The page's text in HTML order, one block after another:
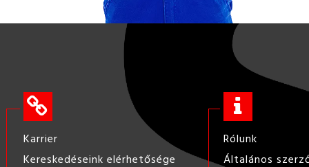
Karrier
Kereskedéseink elérhetősége
Rólunk
Általános